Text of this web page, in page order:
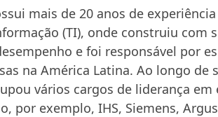
mais de 20 anos de
(TI), onde construiu com
e foi responsável por
na América Latina. Ao longo de
vários cargos de liderança em
por exemplo, IHS, Siemens,